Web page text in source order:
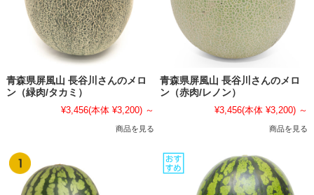
青森県屏風山 長谷川さんのメロ
ン（緑肉/タカミ）
¥3,456(本体 ¥3,200) ～
商品を見る
青森県屏風山 長谷川さんのメロ
ン（赤肉/レノン）
¥3,456(本体 ¥3,200) ～
商品を見る